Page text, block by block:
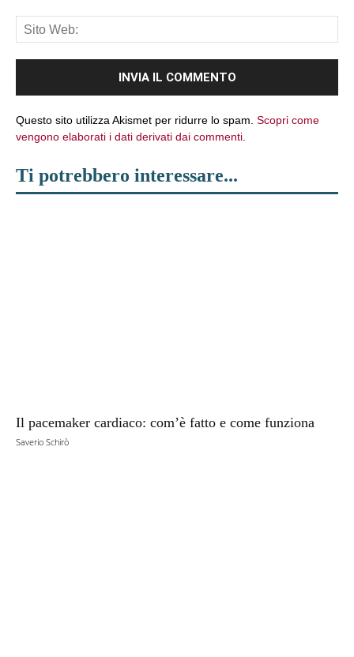
Questo sito utilizza Akismet per ridurre lo spam. Scopri come
vengono elaborati i dati derivati dai commenti
Ti potrebbero interessare...
Il pacemaker cardiaco: com’è fatto e come funziona
Saverio Schirò